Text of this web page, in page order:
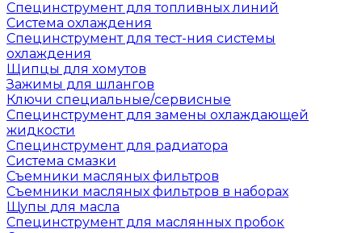
Специнструмент для топливных линий
Система охлаждения
Специнструмент для тест-ния системы
охлаждения
Щипцы для хомутов
Зажимы для шлангов
Ключи специальные/сервисные
Специнструмент для замены охлаждающей
жидкости
Специнструмент для радиатора
Система смазки
Съемники масляных фильтров
Съемники масляных фильтров в наборах
Щупы для масла
Специнструмент для маслянных пробок